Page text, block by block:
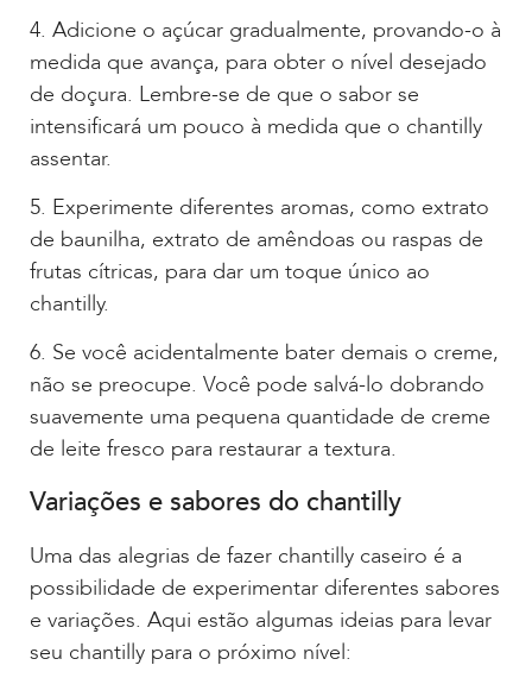
4. Adicione o açúcar gradualmente, provando-o à
medida que avança, para obter o nível desejado
de doçura. Lembre-se de que o sabor se
intensificará um pouco à medida que o chantilly
assentar.
5. Experimente diferentes aromas, como extrato
de baunilha, extrato de amêndoas ou raspas de
frutas cítricas, para dar um toque único ao
chantilly.
6. Se você acidentalmente bater demais o creme,
não se preocupe. Você pode salvá-lo dobrando
suavemente uma pequena quantidade de creme
de leite fresco para restaurar a textura.
Variações e sabores do chantilly
Uma das alegrias de fazer chantilly caseiro é a
possibilidade de experimentar diferentes sabores
e variações. Aqui estão algumas ideias para levar
seu chantilly para o próximo nível: